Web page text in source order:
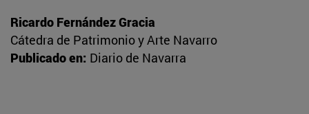
Ricardo Fernández Gracia
Cátedra de Patrimonio y Arte Navarro
Publicado en: Diario de Navarra